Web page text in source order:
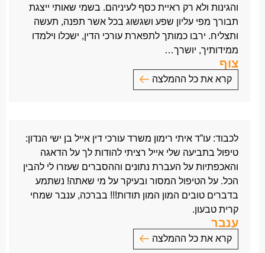
עולא
והגינות ולא רק ראיית כסף לעיניהם. בשמי שאותי ייצגת
תבורך מפי עליון שפע ושגשוג בכל אשר תפנה, תעשה
ותצליח. ירבו כמותך לתפארת עורכי הדין, ישכלו וילמדו
ממידותיך, יושרך…
צוף
קרא את כל ההמלצה
השקעה, מקצועיות ושרות עקבי ומסור מתוך אכפתיות
והבנה.
ולך באופן אישי, ילמדו חבריך למקצוע יושר והגינות ולא
רק ראיית כסף לעיניהם.
בשמי שאותי ייצגת תבורך מפי עליון שפע ושגשוג בכל
אשר תפנה, תעשה ותצליח.
ירבו כמותך לתפארת עורכי הדין, ישכלו וילמדו ממידותיך,
יושרך ועקביותך לתיקון עוולה שנגרמה לי, ומתן שירות,
לכבוד: עו”ד איתי רימון משרד עורכי דין אייל בן ישי הנדון:
טיפול בתביעה שלי אייל רציתי להודות לך על הדאגה
והאכפתיות על העברת נתונים וההסברים שעזרו לי להבין
הכל. על הטיפול המסור ובעיקר על מי שאתה! נשתמע
בדברים טובים המון המון תודות!!! בברכה, ענבר שמחי
קרית טבעון.
ענבר
קרא את כל ההמלצה